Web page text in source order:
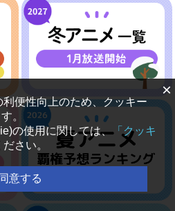
×
便性向上のため、クッキー
。
の使用に関しては、「クッキ
さい。
同意する